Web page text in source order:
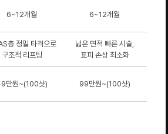
6~12개월 6~12개월
층 정밀 타격으로
구조적 리프팅
넓은 면적 빠른 시술,
표피 손상 최소화
만원~(100샷) 99만원~(100샷)